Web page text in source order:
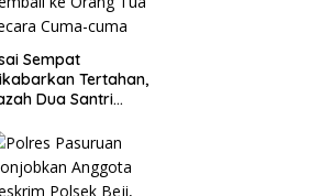
Sempat
Tertahan,
Dua Santri
Cuma-cuma